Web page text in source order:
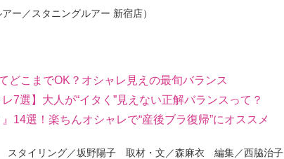
ー／スタニングルアー 新宿店）
どこまでOK？オシャレ見えの最旬バランス
7選】大人が“イタく”見えない正解バランスって？
』14選！楽ちんオシャレで“産後ブラ復帰”にオススメ
スタイリング／坂野陽子 取材・文／森麻衣 編集／西脇治子